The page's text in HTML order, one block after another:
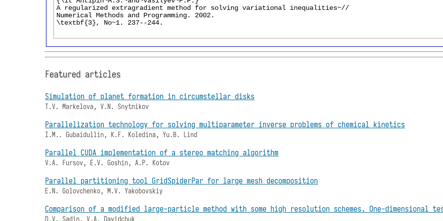
Featured articles
Simulation of planet formation in circumstellar disks
T.V. Markelova, V.N. Snytnikov
Parallelization technology for solving multiparameter inverse problems of chemical kinetics
I.M.. Gubaidullin, K.F. Koledina, Yu.B. Lind
Parallel CUDA implementation of a stereo matching algorithm
V.A. Fursov, E.V. Goshin, A.P. Kotov
Parallel partitioning tool GridSpiderPar for large mesh decomposition
E.N. Golovchenko, M.V. Yakobovskiy
Comparison of a modified large-particle method with some high resolution schemes. One-dimensional